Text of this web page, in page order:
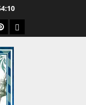
Dribbble